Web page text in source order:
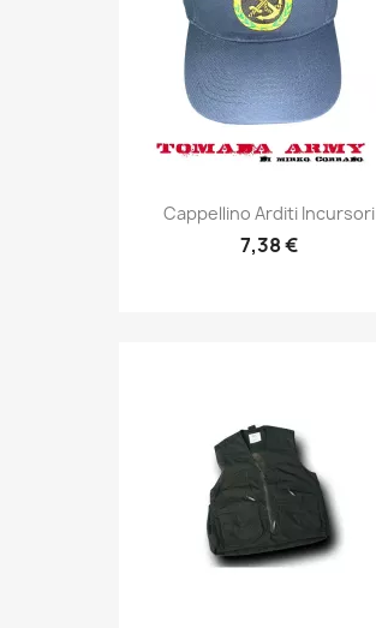
Anteprima
Cappellino Arditi Incursori
7,38 €